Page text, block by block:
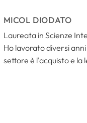
MICOL DIODATO
Laureata in Scienze
Ho lavorato diversi
settore è l'acquisto e la